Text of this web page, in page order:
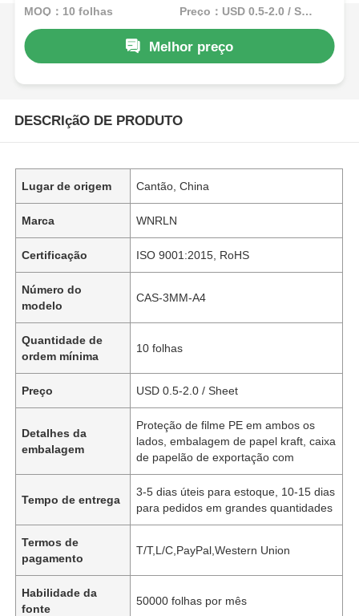
de espessura para sinalização e artesanato
MOQ：10 folhas Preço：USD 0.5-2.0 / Sheet
Melhor preço
DESCRIçãO DE PRODUTO
Lugar de origem Cantão, China
Marca WNRLN
Certificação ISO 9001:2015, RoHS
Número do
modelo
CAS-3MM-A4
Quantidade de
ordem mínima
10 folhas
Preço USD 0.5-2.0 / Sheet
Detalhes da
embalagem
Proteção de filme PE em ambos os
lados, embalagem de papel kraft, caixa
de papelão de exportação com
Tempo de entrega
3-5 dias úteis para estoque, 10-15 dias
para pedidos em grandes quantidades
Termos de
pagamento
T/T,L/C,PayPal,Western Union
Habilidade da
fonte
50000 folhas por mês